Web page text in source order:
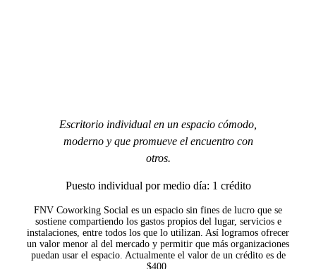
Escritorio individual en un espacio cómodo,
moderno y que promueve el encuentro con
otros.
Puesto individual por medio día: 1 crédito
FNV Coworking Social es un espacio sin fines de lucro que se
sostiene compartiendo los gastos propios del lugar, servicios e
instalaciones, entre todos los que lo utilizan. Así logramos ofrecer
un valor menor al del mercado y permitir que más organizaciones
puedan usar el espacio. Actualmente el valor de un crédito es de
$400.